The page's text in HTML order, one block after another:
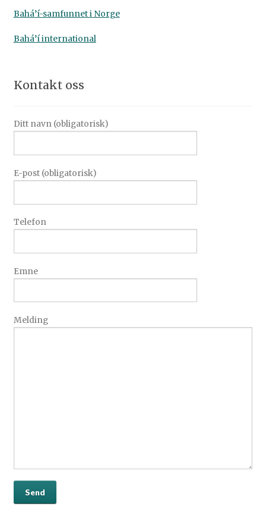
Bahá’í-samfunnet i Norge
Bahá’í international
Kontakt oss
Ditt navn (obligatorisk)
E-post (obligatorisk)
Telefon
Emne
Melding